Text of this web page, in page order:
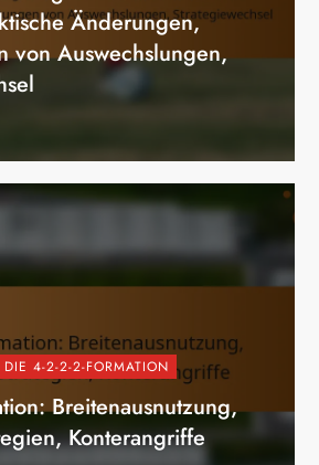
Änderungen,
von Auswechslungen,
DIE 4-2-2-2-FORMATION
Breitenausnutzung,
Konterangriffe